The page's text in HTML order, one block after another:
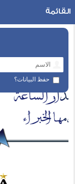
حفظ البيانات؟
القائمة